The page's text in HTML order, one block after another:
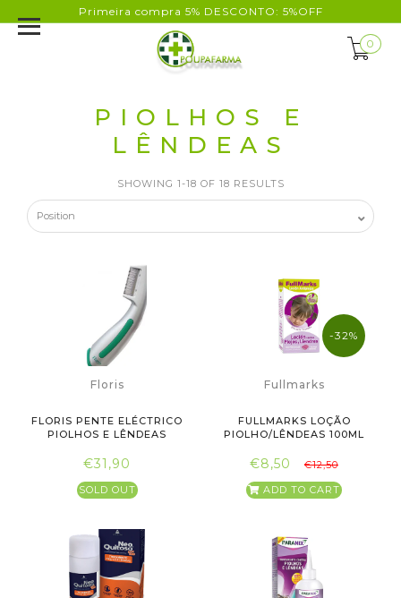
Primeira compra 5% DESCONTO: 5%OFF
0
PIOLHOS E
LÊNDEAS
SHOWING 1-18 OF 18 RESULTS
Floris
FLORIS PENTE ELÉCTRICO
PIOLHOS E LÊNDEAS
€31,90
SOLD OUT
-32%
Fullmarks
FULLMARKS LOÇÃO
PIOLHO/LÊNDEAS 100ML
€8,50
€12,50
ADD TO CART